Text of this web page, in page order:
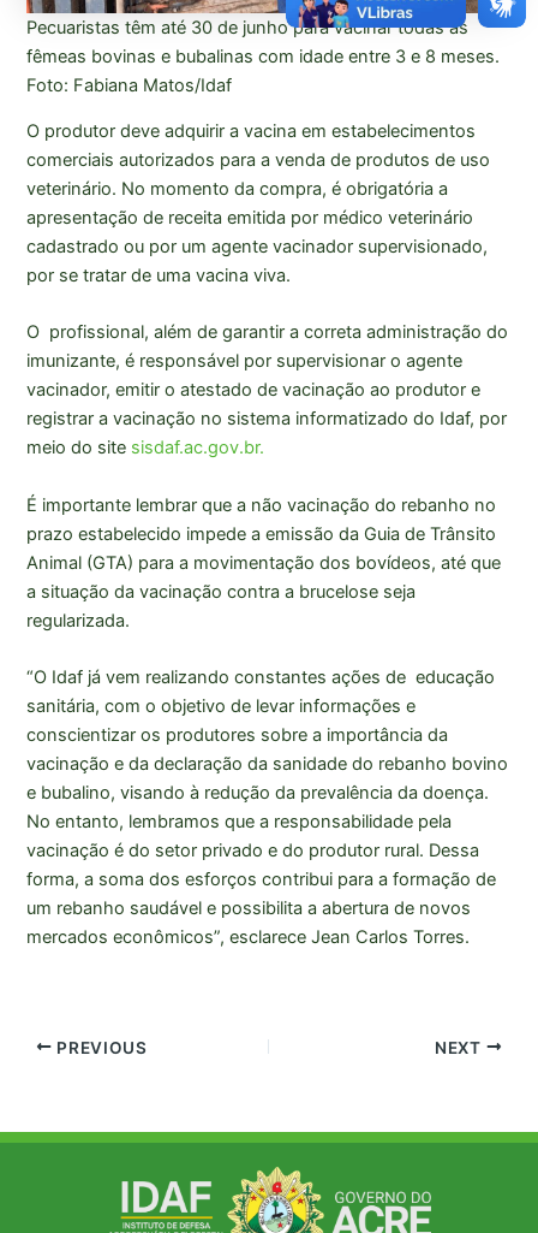
Pecuaristas têm até 30 de junho para vacinar todas as
fêmeas bovinas e bubalinas com idade entre 3 e 8 meses.
Foto: Fabiana Matos/Idaf
O produtor deve adquirir a vacina em estabelecimentos
comerciais autorizados para a venda de produtos de uso
veterinário. No momento da compra, é obrigatória a
apresentação de receita emitida por médico veterinário
cadastrado ou por um agente vacinador supervisionado,
por se tratar de uma vacina viva.
O profissional, além de garantir a correta administração do
imunizante, é responsável por supervisionar o agente
vacinador, emitir o atestado de vacinação ao produtor e
registrar a vacinação no sistema informatizado do Idaf, por
meio do site sisdaf.ac.gov.br.
É importante lembrar que a não vacinação do rebanho no
prazo estabelecido impede a emissão da Guia de Trânsito
Animal (GTA) para a movimentação dos bovídeos, até que
a situação da vacinação contra a brucelose seja
regularizada.
“O Idaf já vem realizando constantes ações de educação
sanitária, com o objetivo de levar informações e
conscientizar os produtores sobre a importância da
vacinação e da declaração da sanidade do rebanho bovino
e bubalino, visando à redução da prevalência da doença.
No entanto, lembramos que a responsabilidade pela
vacinação é do setor privado e do produtor rural. Dessa
forma, a soma dos esforços contribui para a formação de
um rebanho saudável e possibilita a abertura de novos
mercados econômicos”, esclarece Jean Carlos Torres.
PREVIOUS NEXT